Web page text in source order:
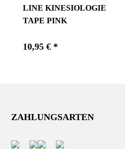
LINE KINESIOLOGIE
TAPE PINK
10,95 € *
ZAHLUNGSARTEN